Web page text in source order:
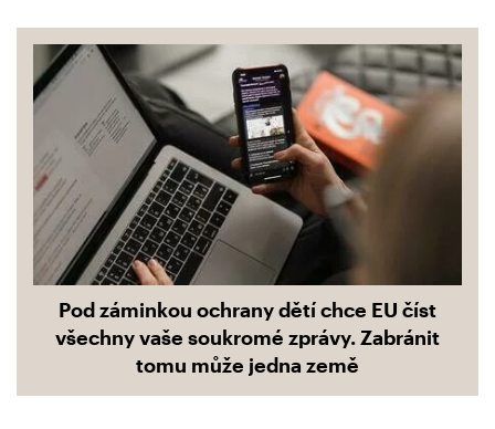
Pod záminkou ochrany dětí chce EU číst
všechny vaše soukromé zprávy. Zabránit
tomu může jedna země